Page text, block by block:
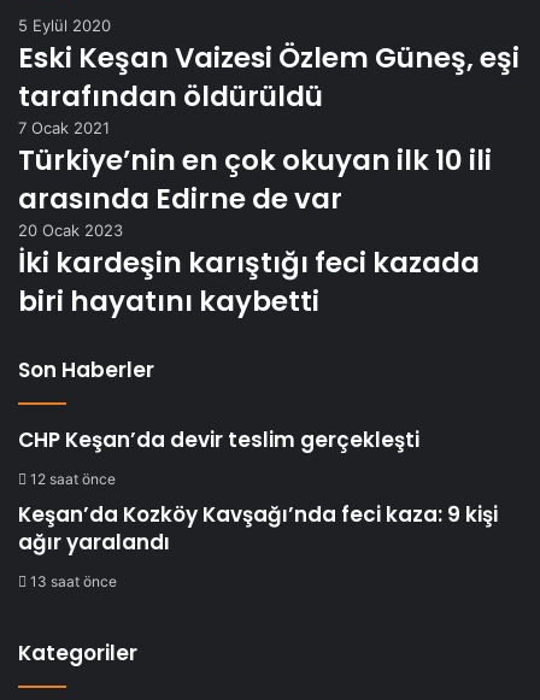
5 Eylül 2020
Eski Keşan Vaizesi Özlem Güneş, eşi
tarafından öldürüldü
7 Ocak 2021
Türkiye’nin en çok okuyan ilk 10 ili
arasında Edirne de var
20 Ocak 2023
İki kardeşin karıştığı feci kazada
biri hayatını kaybetti
Son Haberler
CHP Keşan’da devir teslim gerçekleşti
12 saat önce
Keşan’da Kozköy Kavşağı’nda feci kaza: 9 kişi
ağır yaralandı
13 saat önce
Kategoriler